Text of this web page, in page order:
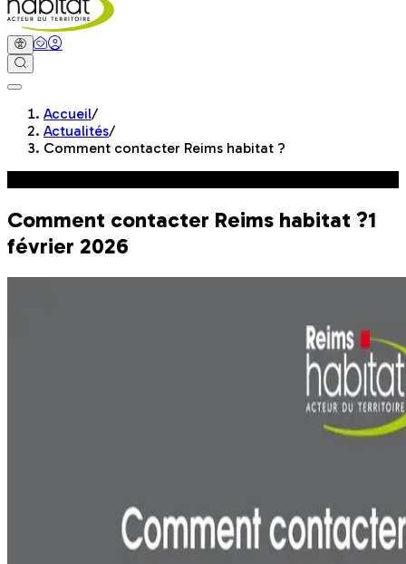
Accueil/
Actualités/
Comment contacter Reims habitat ?
Comment contacter Reims habitat ?1
février 2026